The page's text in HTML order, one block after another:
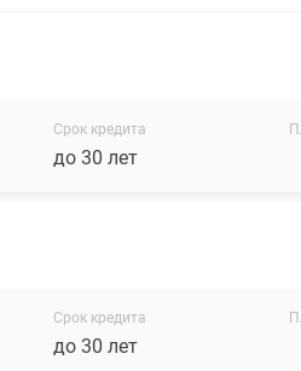
Срок кредита
до 30 лет
Срок кредита
до 30 лет